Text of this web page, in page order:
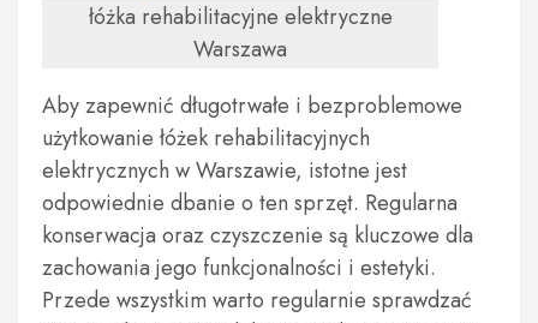
łóżka rehabilitacyjne elektryczne
Warszawa
Aby zapewnić długotrwałe i bezproblemowe
użytkowanie łóżek rehabilitacyjnych
elektrycznych w Warszawie, istotne jest
odpowiednie dbanie o ten sprzęt. Regularna
konserwacja oraz czyszczenie są kluczowe dla
zachowania jego funkcjonalności i estetyki.
Przede wszystkim warto regularnie sprawdzać